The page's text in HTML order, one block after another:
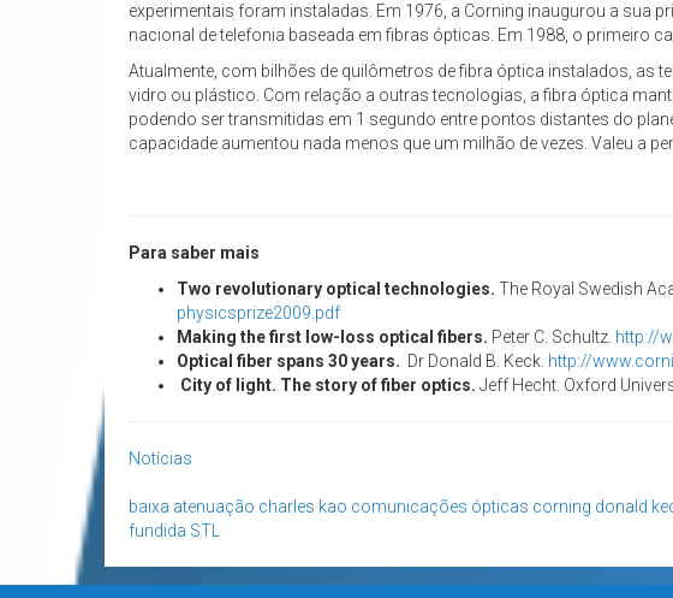
experimentais foram instaladas. Em 1976, a Corning inaugurou a sua
nacional de telefonia baseada em fibras ópticas. Em 1988, o primeiro
Atualmente, com bilhões de quilômetros de fibra óptica instalados, as
vidro ou plástico. Com relação a outras tecnologias, a fibra óptica
podendo ser transmitidas em 1 segundo entre pontos distantes do
capacidade aumentou nada menos que um milhão de vezes. Valeu a
Para saber mais
Two revolutionary optical technologies. The Royal Swedish
physicsprize2009.pdf
Making the first low-loss optical fibers. Peter C. Schultz. http://
Optical fiber spans 30 years. Dr Donald B. Keck. http://
City of light. The story of fiber optics. Jeff Hecht. Oxford
Notícias
baixa atenuação charles kao comunicações ópticas corning donald
fundida STL